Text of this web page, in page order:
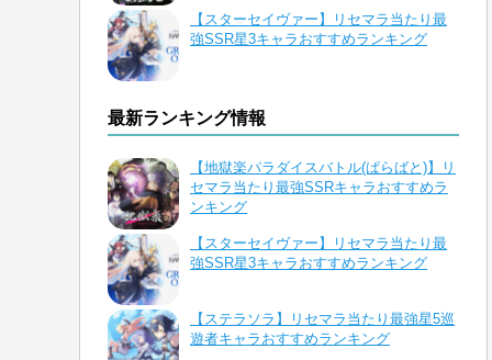
【スターセイヴァー】リセマラ当たり最
強SSR星3キャラおすすめランキング
最新ランキング情報
【地獄楽パラダイスバトル(ぱらばと)】リ
セマラ当たり最強SSRキャラおすすめラ
ンキング
【スターセイヴァー】リセマラ当たり最
強SSR星3キャラおすすめランキング
【ステラソラ】リセマラ当たり最強星5巡
遊者キャラおすすめランキング